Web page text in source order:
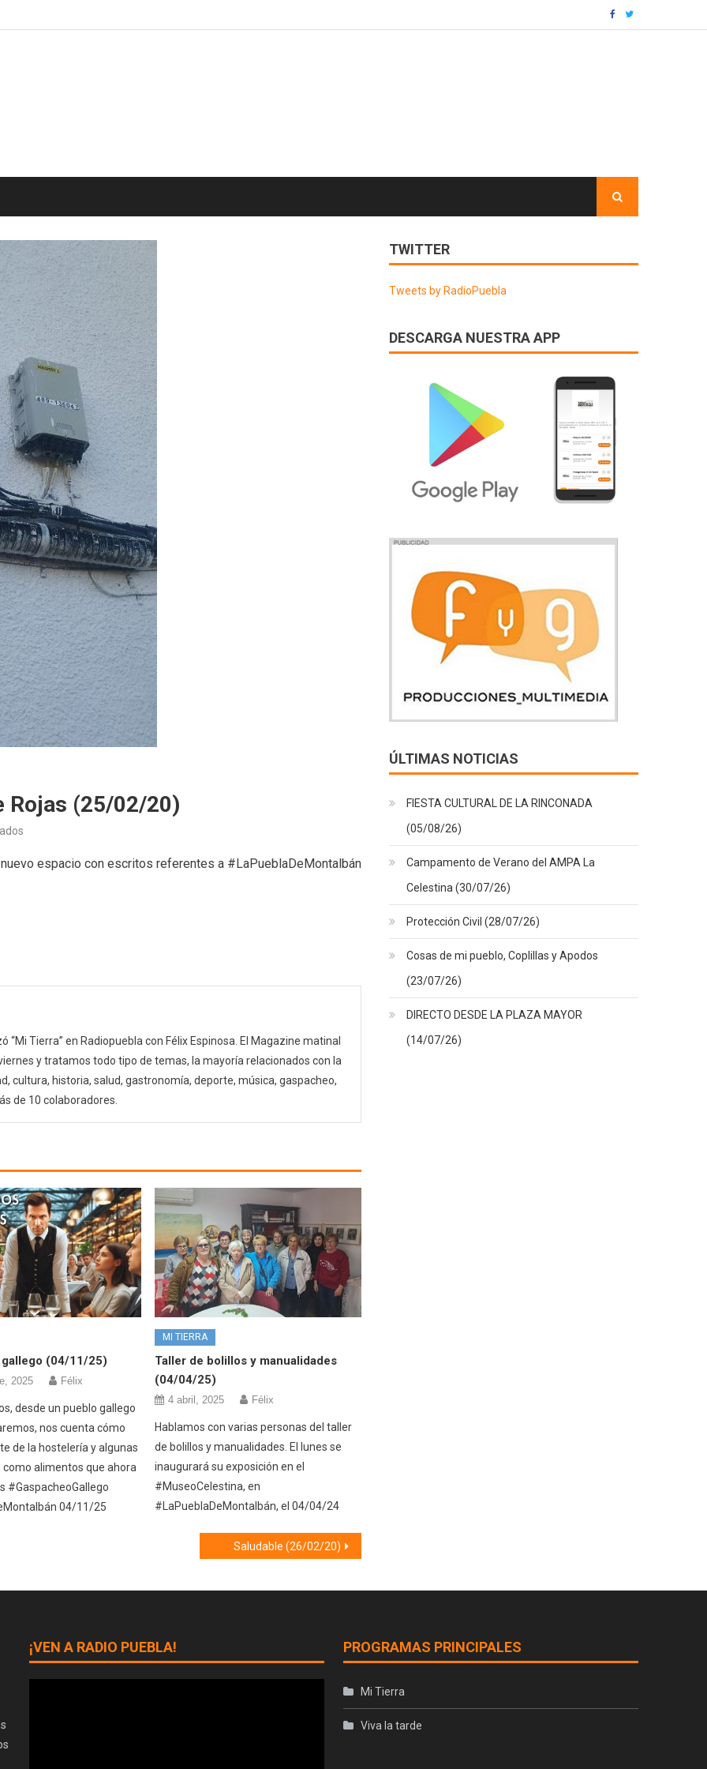
Rojas (25/02/20)
de
espacio con escritos referentes a #LaPueblaDeMontalbán
“Mi Tierra” en Radiopuebla con Félix Espinosa. El Magazine matinal
y tratamos todo tipo de temas, la mayoría relacionados con la
cultura, historia, salud, gastronomía, deporte, música, gaspacheo,
de 10 colaboradores.
gallego (04/11/25)
2025 Félix
desde un pueblo gallego
nos cuenta cómo
de la hostelería y algunas
como alimentos que ahora
#GaspacheoGallego
04/11/25
MI TIERRA
Taller de bolillos y manualidades
(04/04/25)
4 abril, 2025 Félix
Hablamos con varias personas del taller
de bolillos y manualidades. El lunes se
inaugurará su exposición en el
#MuseoCelestina, en
#LaPueblaDeMontalbán, el 04/04/24
Saludable (26/02/20)
TWITTER
Tweets by RadioPuebla
DESCARGA NUESTRA APP
ÚLTIMAS NOTICIAS
FIESTA CULTURAL DE LA RINCONADA
(05/08/26)
Campamento de Verano del AMPA La
Celestina (30/07/26)
Protección Civil (28/07/26)
Cosas de mi pueblo, Coplillas y Apodos
(23/07/26)
DIRECTO DESDE LA PLAZA MAYOR
(14/07/26)
¡VEN A RADIO PUEBLA! PROGRAMAS PRINCIPALES
Mi Tierra
Viva la tarde